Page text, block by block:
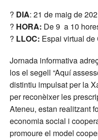
? DIA: 21 de maig de
? HORA: De 9 a 10
? LLOC: Espai virtual
Jornada informativa
los el segell “Aquí
distintiu impulsat per la
per reconèixer les
Ateneu, estan realitzant
economia social i
promoure el model